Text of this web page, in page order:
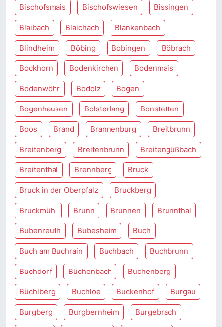
Bischofsmais Bischofswiesen Bissingen
Blaibach Blaichach Blankenbach
Blindheim Böbing Bobingen Böbrach
Bockhorn Bodenkirchen Bodenmais
Bodenwöhr Bodolz Bogen
Bogenhausen Bolsterlang Bonstetten
Boos Brand Brannenburg Breitbrunn
Breitenberg Breitenbrunn Breitengüßbach
Breitenthal Brennberg Bruck
Bruck in der Oberpfalz Bruckberg
Bruckmühl Brunn Brunnen Brunnthal
Bubenreuth Bubesheim Buch
Buch am Buchrain Buchbach Buchbrunn
Buchdorf Büchenbach Buchenberg
Büchlberg Buchloe Buckenhof Burgau
Burgberg Burgbernheim Burgebrach